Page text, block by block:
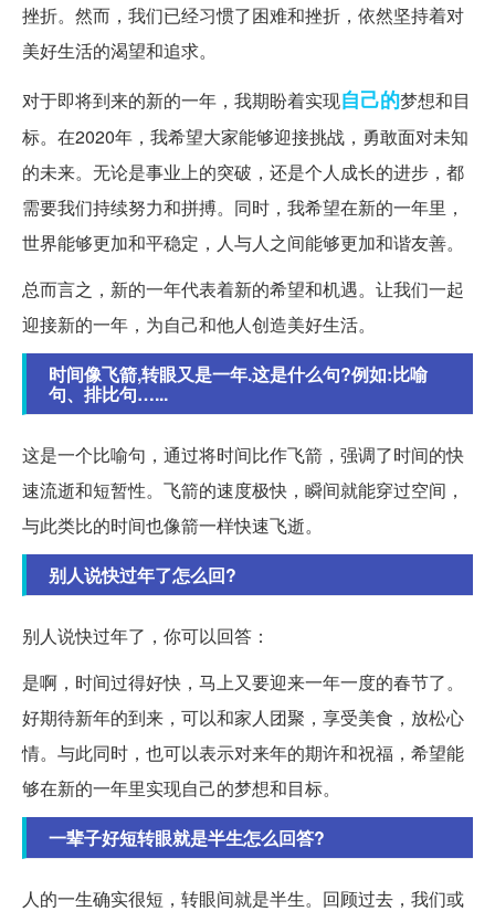
挫折。然而，我们已经习惯了困难和挫折，依然坚持着对
美好生活的渴望和追求。
对于即将到来的新的一年，我期盼着实现自己的梦想和目
标。在2020年，我希望大家能够迎接挑战，勇敢面对未知
的未来。无论是事业上的突破，还是个人成长的进步，都
需要我们持续努力和拼搏。同时，我希望在新的一年里，
世界能够更加和平稳定，人与人之间能够更加和谐友善。
总而言之，新的一年代表着新的希望和机遇。让我们一起
迎接新的一年，为自己和他人创造美好生活。
时间像飞箭,转眼又是一年.这是什么句?例如:比喻
句、排比句…...
这是一个比喻句，通过将时间比作飞箭，强调了时间的快
速流逝和短暂性。飞箭的速度极快，瞬间就能穿过空间，
与此类比的时间也像箭一样快速飞逝。
别人说快过年了怎么回?
别人说快过年了，你可以回答：
是啊，时间过得好快，马上又要迎来一年一度的春节了。
好期待新年的到来，可以和家人团聚，享受美食，放松心
情。与此同时，也可以表示对来年的期许和祝福，希望能
够在新的一年里实现自己的梦想和目标。
一辈子好短转眼就是半生怎么回答?
人的一生确实很短，转眼间就是半生。回顾过去，我们或